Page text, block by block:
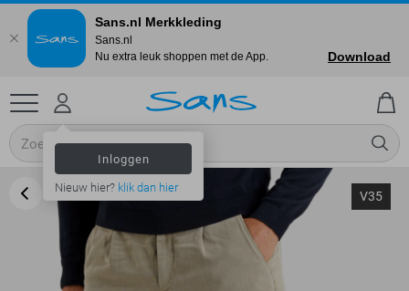
Inloggen
Nieuw hier? klik dan hier
V35
Sans.nl Merkkleding
Sans.nl
Nu extra leuk shoppen met de App.
Download